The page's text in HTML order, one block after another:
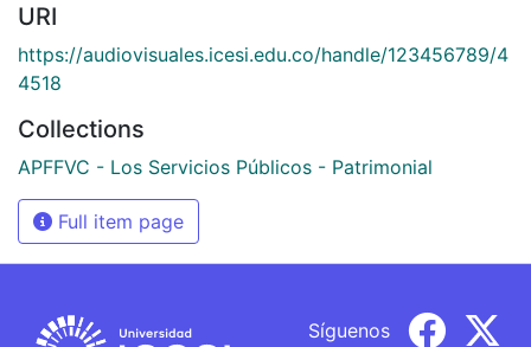
URI
https://audiovisuales.icesi.edu.co/handle/123456789/4
4518
Collections
APFFVC - Los Servicios Públicos - Patrimonial
Full item page
Síguenos